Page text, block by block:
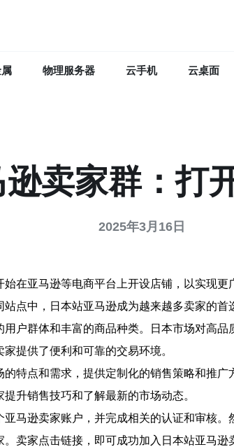
物理服务器 云手机 云桌面
逊卖家群：打
2025年3月16日
在亚马逊等电商平台上开设店铺，以实现
点中，日本站亚马逊成为越来越多卖家的首
户群体和丰富的商品种类。日本市场对高
提供了便利和可靠的交易环境。
特点和需求，提供定制化的销售策略和推
升销售技巧和了解最新的市场动态。
马逊卖家账户，并完成相关的认证和审核
卖家点击链接，即可成功加入日本站亚马逊